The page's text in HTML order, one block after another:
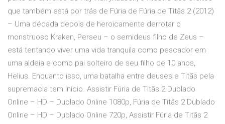
que também está por trás de Fúria de Fúria de Titãs 2 (2012)
– Uma década depois de heroicamente derrotar o
monstruoso Kraken, Perseu – o semideus filho de Zeus –
está tentando viver uma vida tranquila como pescador em
uma aldeia e como pai solteiro de seu filho de 10 anos,
Helius. Enquanto isso, uma batalha entre deuses e Titãs pela
supremacia tem início. Assistir Fúria de Titãs 2 Dublado
Online – HD – Dublado Online 1080p, Fúria de Titãs 2 Dublado
Online – HD – Dublado Online 720p, Assistir Fúria de Titãs 2